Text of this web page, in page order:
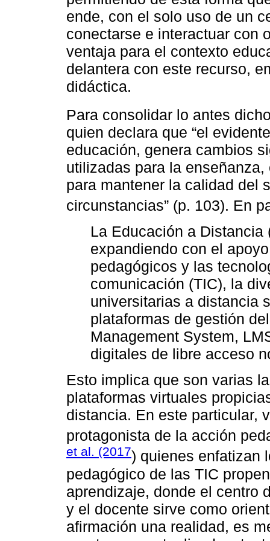
ende, con el solo uso de un
conectarse e interactuar con
ventaja para el contexto
delantera con este recurso,
didáctica.
Para consolidar lo antes
quien declara que “el
educación, genera cambios
utilizadas para la
para mantener la calidad del
circunstancias” (p. 103). En
La Educación a
expandiendo con el
pedagógicos y las
comunicación (TIC), la
universitarias a distancia
plataformas de gestión
Management System,
digitales de libre acceso
Esto implica que son varias
plataformas virtuales
distancia. En este particular,
protagonista de la acción
et al. (2017) quienes enfatizan
pedagógico de las TIC
aprendizaje, donde el centro
y el docente sirve como
afirmación una realidad, es